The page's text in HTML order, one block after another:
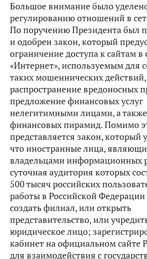
Большое внимание было
регулированию отношений в
По поручению Президента был
и одобрен закон, который
ограничение доступа к сайтам в
«Интернет», используемым для
таких мошеннических
распространение вредоносных
предложение финансовых услуг
нелегитимными лицами, а
финансовых пирамид. Помимо
представляется закон, который
что иностранные лица,
владельцами информационных
суточная аудитория которых
500 тысяч российских
работы в Российской
создать филиал, или открыть
представительство, или
юридическое лицо;
кабинет на официальном сайте
для взаимодействия с